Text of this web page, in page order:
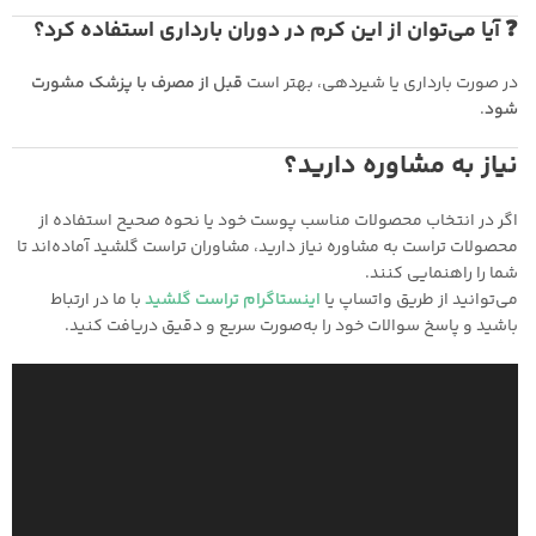
❓ آیا می‌توان از این کرم در دوران بارداری استفاده کرد؟
در صورت بارداری یا شیردهی، بهتر است قبل از مصرف با پزشک مشورت
شود.
نیاز به مشاوره دارید؟
اگر در انتخاب محصولات مناسب پوست خود یا نحوه صحیح استفاده از
محصولات تراست به مشاوره نیاز دارید، مشاوران تراست گلشید آماده‌اند تا
شما را راهنمایی کنند.
می‌توانید از طریق واتساپ یا اینستاگرام تراست گلشیدبا ما در ارتباط
باشید و پاسخ سوالات خود را به‌صورت سریع و دقیق دریافت کنید.